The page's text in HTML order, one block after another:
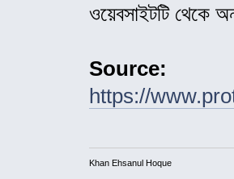
ওয়েবসাইটটি থেকে
Source:
https://
Khan Ehsanul Hoque